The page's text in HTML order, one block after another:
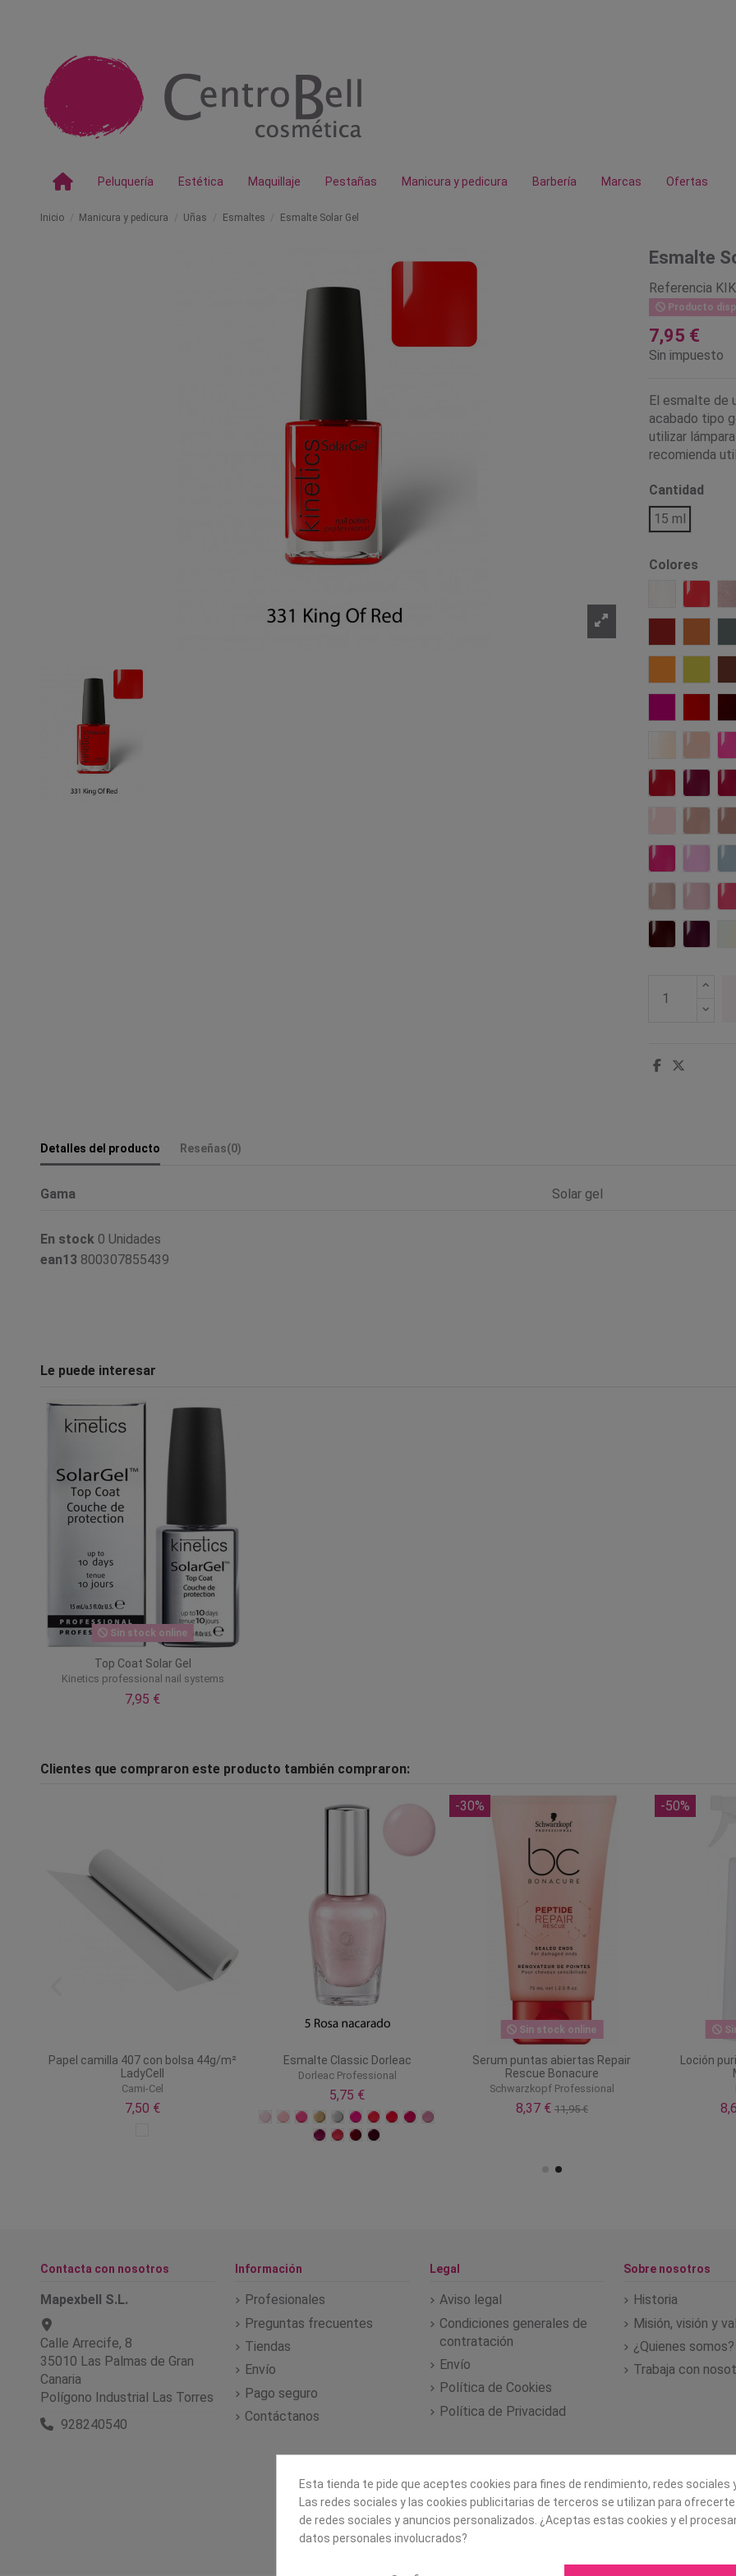
Peluquería Estética Maquillaje Pestañas Manicura y pedicura Barbería Marcas Ofertas
Inicio Manicura y pedicura Uñas Esmaltes Esmalte Solar Gel
Esmalte
Referencia
Producto
7,95 €
Sin impuesto
El esmalte de
acabado tipo
utilizar
recomienda
Cantidad
15 ml
Colores
001
006 Zephyr
059
383 384
478 Skin479
498 Wild499
526 Spirit
527
546 Cherry
Detalles del producto Reseñas(0)
Gama Solar gel
En stock 0 Unidades
ean13 800307855439
Le puede interesar
Sin stock online
Top Coat Solar Gel
Kinetics professional nail systems
7,95 €
Clientes que compraron este producto también compraron:
Papel camilla 407 con bolsa 44g/m²
LadyCell
Cami-Cel
7,50 €
Esmalte Classic Dorleac
Dorleac Professional
5,75 €
-30%
Sin stock online
Serum puntas abiertas Repair
Rescue Bonacure
Schwarzkopf Professional
8,37 € 11,95 €
-50%
Loción
Contacta con nosotros
Mapexbell S.L.
Calle Arrecife, 8
35010 Las Palmas de Gran
Canaria
Polígono Industrial Las Torres
928240540
Información
Profesionales
Preguntas frecuentes
Tiendas
Envío
Pago seguro
Contáctanos
Legal
Aviso legal
Condiciones generales de
contratación
Envío
Política de Cookies
Política de Privacidad
Sobre nosotros
Historia
Misión, visión y
¿Quienes somos?
Trabaja con
Esta tienda te pide que aceptes cookies para fines de rendimiento, redes sociales
Las redes sociales y las cookies publicitarias de terceros se utilizan para
de redes sociales y anuncios personalizados. ¿Aceptas estas cookies y el
datos personales involucrados?